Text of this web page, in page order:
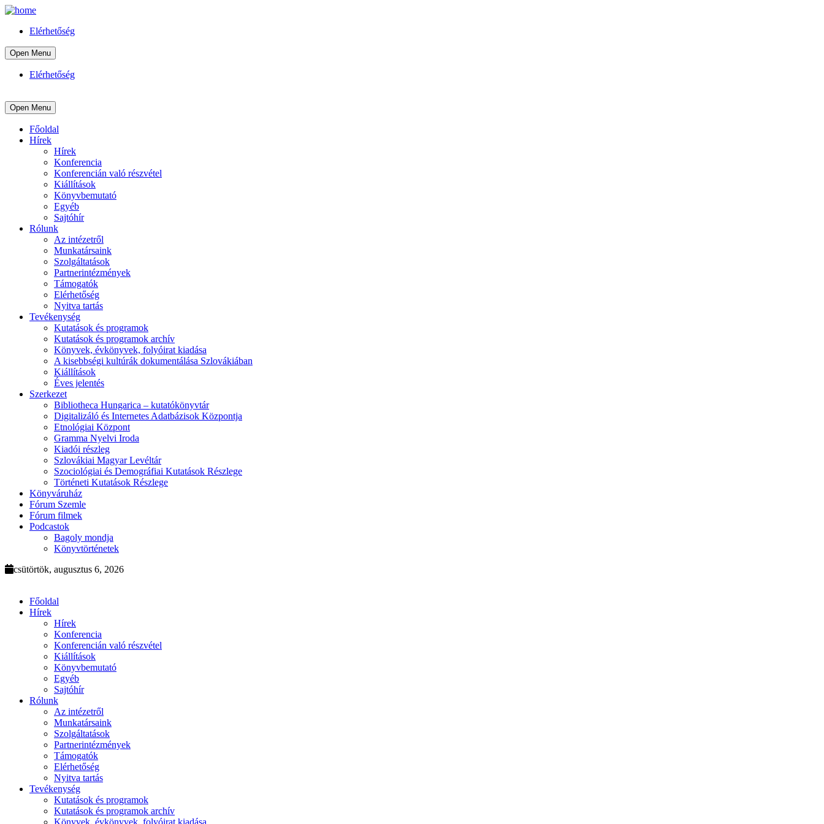
Elérhetőség
Open Menu
Elérhetőség
Open Menu
Főoldal
Hírek
Hírek
Konferencia
Konferencián való részvétel
Kiállítások
Könyvbemutató
Egyéb
Sajtóhír
Rólunk
Az intézetről
Munkatársaink
Szolgáltatások
Partnerintézmények
Támogatók
Elérhetőség
Nyitva tartás
Tevékenység
Kutatások és programok
Kutatások és programok archív
Könyvek, évkönyvek, folyóirat kiadása
A kisebbségi kultúrák dokumentálása Szlovákiában
Kiállítások
Éves jelentés
Szerkezet
Bibliotheca Hungarica – kutatókönyvtár
Digitalizáló és Internetes Adatbázisok Központja
Etnológiai Központ
Gramma Nyelvi Iroda
Kiadói részleg
Szlovákiai Magyar Levéltár
Szociológiai és Demográfiai Kutatások Részlege
Történeti Kutatások Részlege
Könyváruház
Fórum Szemle
Fórum filmek
Podcastok
Bagoly mondja
Könyvtörténetek
csütörtök, augusztus 6, 2026
Főoldal
Hírek
Hírek
Konferencia
Konferencián való részvétel
Kiállítások
Könyvbemutató
Egyéb
Sajtóhír
Rólunk
Az intézetről
Munkatársaink
Szolgáltatások
Partnerintézmények
Támogatók
Elérhetőség
Nyitva tartás
Tevékenység
Kutatások és programok
Kutatások és programok archív
Könyvek, évkönyvek, folyóirat kiadása